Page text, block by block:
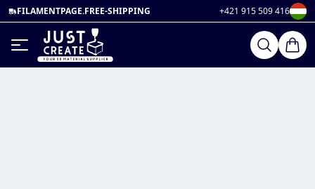
FILAMENTPAGE.FREE-SHIPPING +421 915 509 416